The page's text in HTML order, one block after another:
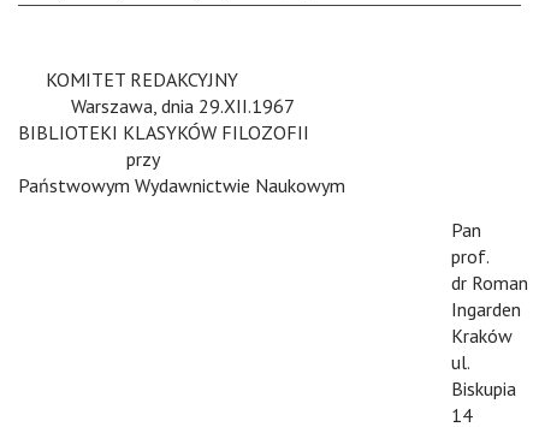
KOMITET REDAKCYJNY
Warszawa, dnia 29.XII.1967
BIBLIOTEKI KLASYKÓW FILOZOFII
przy
Państwowym Wydawnictwie Naukowym
Pan
prof.
dr Roman
Ingarden
Kraków
ul.
Biskupia
14